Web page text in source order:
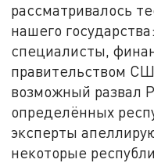
рассматривалось
нашего
специалисты,
правительством
возможный развал
определённых
эксперты
некоторые